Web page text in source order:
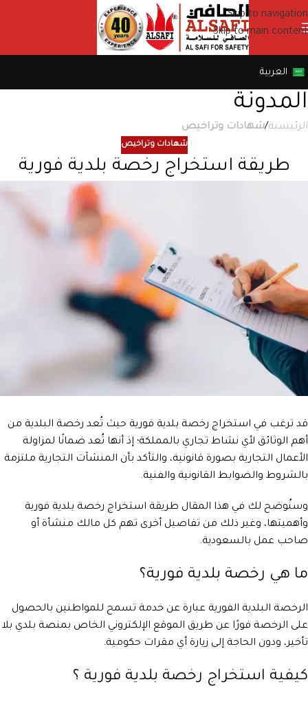
Skip to navigation
Skip to main content
العربية
المدونة
الرئيسية/شهادات وتراخيص
شهادات وتراخيص
طريقة استخراج رخصة بلدية فورية
قد ترغب في استخراج رخصة بلدية فورية حيث تُعد رخصة البلدية من
أهم الوثائق لأي نشاط تجاري بالمملكة؛ إذ أنها تُعد ضمانًا لمزاولة
الأعمال التجارية بصورة قانونية، والتأكد بأن المنشآت التجارية ملتزمة
بالشروط والضوابط القانونية والفنية.
وسنُوضح لك في هذا المقال طريقة استخراج رخصة بلدية فورية
وأهميتها، وغير ذلك من تفاصيل أخرى تهم كل مالك منشأة أو
صاحب عمل بالسعودية.
ما هي رخصة بلدية فورية؟
الرخصة البلدية الفورية عبارة عن خدمة تسمح للمواطنين بالحصول
على الرخصة فورًا عن طريق الموقع الإلكتروني الخاص بمنصة بلدي بلا
تأخير، ودون الحاجة إلى زيارة أي مقرات حكومية.
كيفية استخراج رخصة بلدية فورية ؟